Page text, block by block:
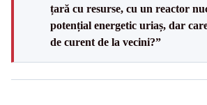
țară cu resurse, cu un reactor
potențial energetic uriaș, dar
de curent de la vecini?”